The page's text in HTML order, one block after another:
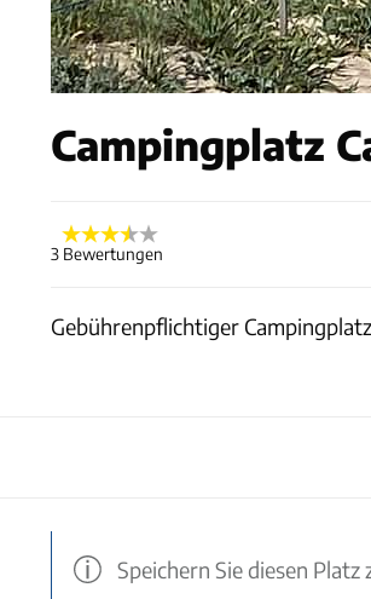
Campingplatz
3 Bewertungen
Gebührenpflichtiger
Speichern Sie diesen